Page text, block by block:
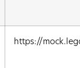
https://